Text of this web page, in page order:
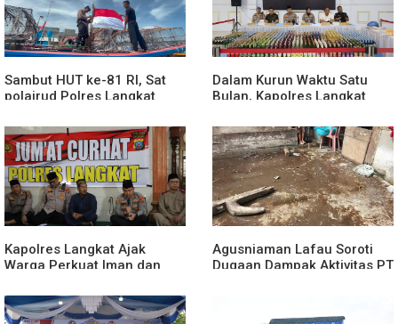
Sambut HUT ke-81 RI, Sat
polairud Polres Langkat
Putih kepada Nelayan
Dalam Kurun Waktu Satu
Bulan, Kapolres Langkat
Narkotika, Tindak Pidana
Kriminal, dan Kekerasan
Seksual terhadap Anak
Kapolres Langkat Ajak
Warga Perkuat Iman dan
Safari Jumat Curhat
Agusniaman Lafau Soroti
Dugaan Dampak Aktivitas PT